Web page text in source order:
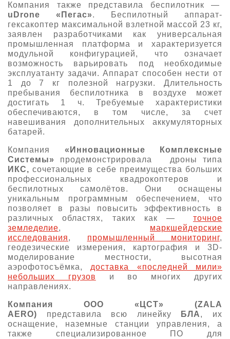
Компания также представила беспилотник —
uDrone «Пегас». Беспилотный аппарат-
гексакоптер максимальной взлетной массой 23 кг,
заявлен разработчиками как универсальная
промышленная платформа и характеризуется
модульной конфигурацией, что означает
возможность варьировать под необходимые
эксплуатанту задачи. Аппарат способен нести от
1 до 7 кг полезной нагрузки. Длительность
пребывания беспилотника в воздухе может
достигать 1 ч. Требуемые характеристики
обеспечиваются, в том числе, за счет
навешивания дополнительных аккумуляторных
батарей.
Компания «Инновационные Комплексные
Системы» продемонстрировала дроны типа
ИКС, сочетающие в себе преимущества больших
профессиональных квадрокоптеров и
беспилотных самолётов. Они оснащены
уникальным программным обеспечением, что
позволяет в разы повысить эффективность в
различных областях, таких как — точное
земледелие, маркшейдерские
исследования, промышленный мониторинг,
геодезические измерения, картография и 3D-
моделирование местности, высотная
аэрофотосъёмка, доставка «последней мили»
небольших грузов
и во многих других
направлениях.
Компания ООО «ЦСТ» (ZALA
AERO) представила всю линейку БЛА, их
оснащение, наземные станции управления, а
также специализированное ПО для